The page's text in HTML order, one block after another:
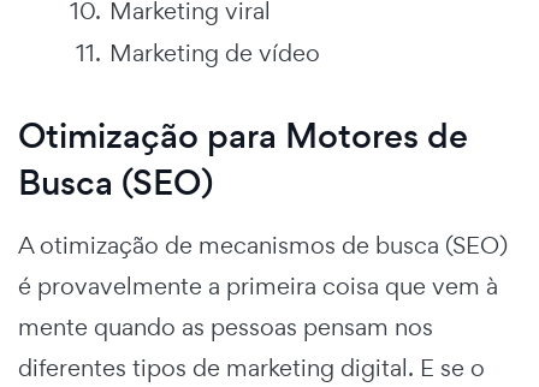
Marketing viral
Marketing de vídeo
Otimização para Motores de
Busca (SEO)
A otimização de mecanismos de busca (SEO)
é provavelmente a primeira coisa que vem à
mente quando as pessoas pensam nos
diferentes tipos de marketing digital. E se o